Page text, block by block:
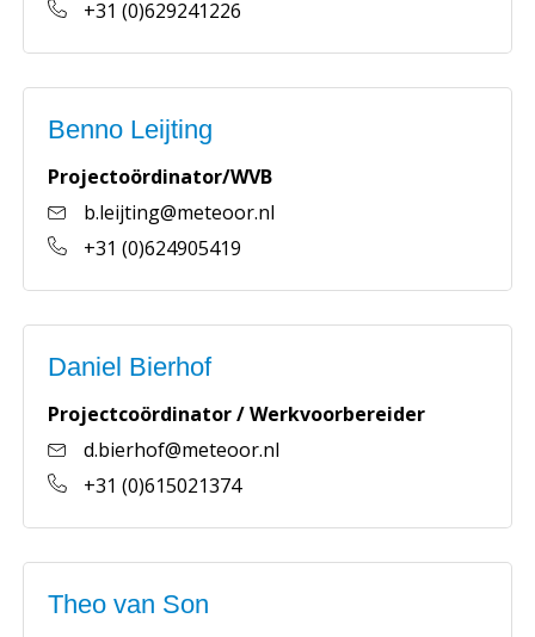
+31 (0)629241226
Benno Leijting
Projectoördinator/WVB
b.leijting@meteoor.nl
+31 (0)624905419
Daniel Bierhof
Projectcoördinator / Werkvoorbereider
d.bierhof@meteoor.nl
+31 (0)615021374
Theo van Son